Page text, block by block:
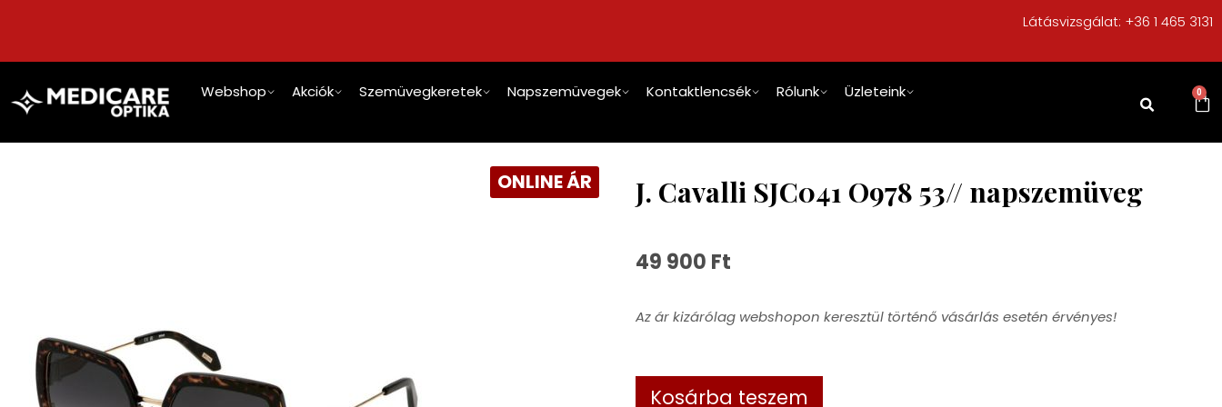
Látásvizsgálat: +36 1 465 3131
Webshop Akciók Szemüvegkeretek Napszemüvegek Kontaktlencsék Rólunk Üzleteink 0
ONLINE ÁR J. Cavalli SJC041 O978 53// napszemüveg
49 900 Ft
Az ár kizárólag webshopon keresztül történő vásárlás esetén érvényes!
Kosárba teszem